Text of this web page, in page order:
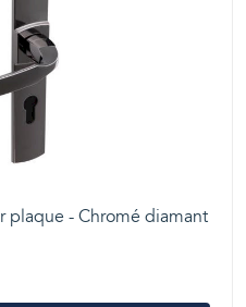
plaque - Chromé diamant